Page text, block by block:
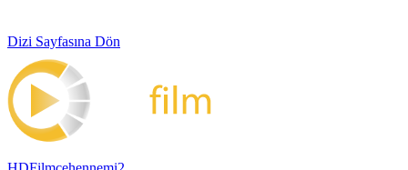
Dizi Sayfasına Dön